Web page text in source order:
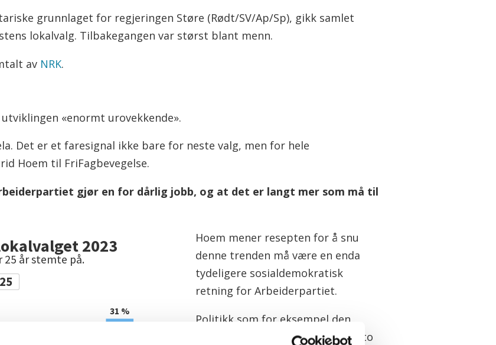
grunnlaget for regjeringen Støre (Rødt/SV/Ap/Sp), gikk samlet
lokalvalg. Tilbakegangen var størst blant menn.
av NRK.
«enormt urovekkende».
Det er et faresignal ikke bare for neste valg, men for hele
Hoem til FriFagbevegelse.
gjør en for dårlig jobb, og at det er langt mer som må til
Hoem mener resepten for å snu
denne trenden må være en enda
tydeligere sosialdemokratisk
retning for Arbeiderpartiet.
Politikk som for eksempel den
forrige rød-grønne regjeringen sto